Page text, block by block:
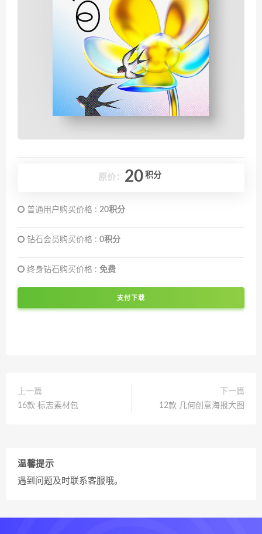
原价： 20 积分
普通用户购买价格 : 20积分
钻石会员购买价格 : 0积分
终身钻石购买价格 : 免费
支付下载
上一篇
16款 标志素材包
下一篇
12款 几何创意海报大图
温馨提示
遇到问题及时联系客服哦。